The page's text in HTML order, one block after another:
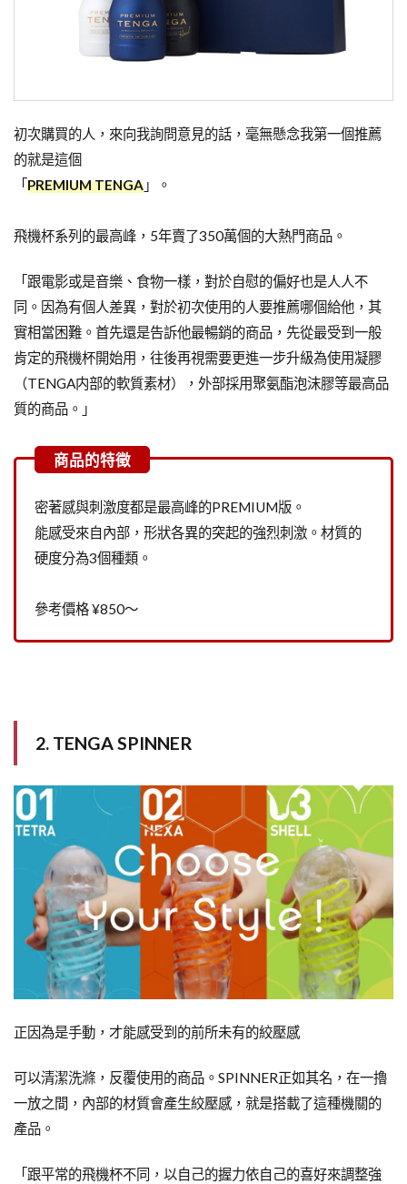
初次購買的人，來向我詢問意見的話，毫無懸念我第一個推薦
的就是這個
「PREMIUM TENGA 」。
飛機杯系列的最高峰，5年賣了350萬個的大熱門商品。
「跟電影或是音樂、食物一樣，對於自慰的偏好也是人人不
同。因為有個人差異，對於初次使用的人要推薦哪個給他，其
實相當困難。首先還是告訴他最暢銷的商品，先從最受到一般
肯定的飛機杯開始用，往後再視需要更進一步升級為使用凝膠
（TENGA内部的軟質素材），外部採用聚氨酯泡沫膠等最高品
質的商品。」
密著感與刺激度都是最高峰的PREMIUM版。
能感受來自內部，形狀各異的突起的強烈刺激。材質的
硬度分為3個種類。
參考價格 ¥850〜
2. TENGA SPINNER
正因為是手動，才能感受到的前所未有的絞壓感
可以清潔洗滌，反覆使用的商品。SPINNER正如其名，在一擼
一放之間，內部的材質會產生絞壓感，就是搭載了這種機關的
產品。
「跟平常的飛機杯不同，以自己的握力依自己的喜好來調整強